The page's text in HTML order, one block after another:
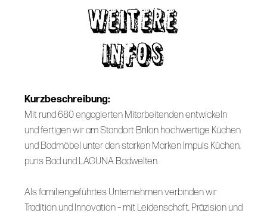
WEITERE
INFOS
Kurzbeschreibung:
Mit rund 680 engagierten Mitarbeitenden entwickeln
und fertigen wir am Standort Brilon hochwertige Küchen
und Badmöbel unter den starken Marken Impuls Küchen,
puris Bad und LAGUNA Badwelten.
Als familiengeführtes Unternehmen verbinden wir
Tradition und Innovation – mit Leidenschaft, Präzision und